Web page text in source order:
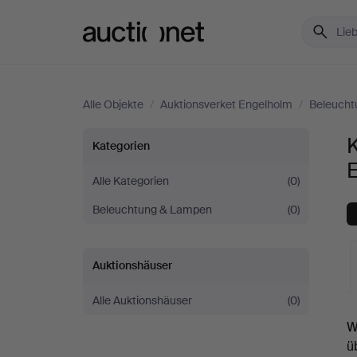
Alle Objekte / Auktionsverket Engelholm /
Kronleuchter
bei
Auktionsverket
Engelholm
Kategorien
Alle Kategorien
(0)
Beleuchtung & Lampen
(0)
Auktionshäuser
Alle Auktionshäuser (0)